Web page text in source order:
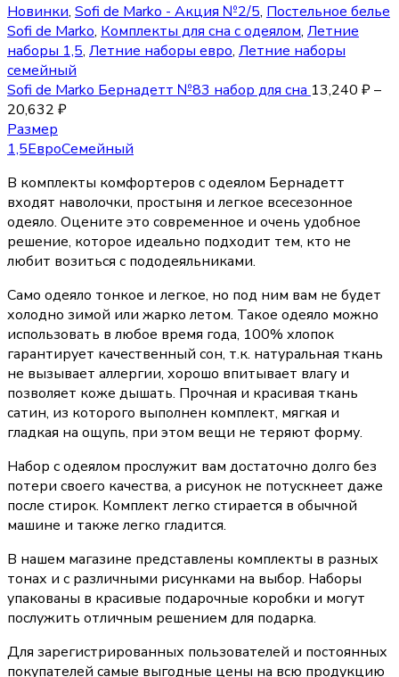
Новинки, Sofi de Marko - Акция №2/5, Постельное белье
Sofi de Marko, Комплекты для сна с одеялом, Летние
наборы 1,5, Летние наборы евро, Летние наборы
семейный
Sofi de Marko Бернадетт №83 набор для сна 13,240 ₽–
20,632 ₽
Размер
1,5ЕвроСемейный
В комплекты комфортеров с одеялом Бернадетт
входят наволочки, простыня и легкое всесезонное
одеяло. Оцените это современное и очень удобное
решение, которое идеально подходит тем, кто не
любит возиться с пододеяльниками.
Само одеяло тонкое и легкое, но под ним вам не будет
холодно зимой или жарко летом. Такое одеяло можно
использовать в любое время года, 100% хлопок
гарантирует качественный сон, т.к. натуральная ткань
не вызывает аллергии, хорошо впитывает влагу и
позволяет коже дышать. Прочная и красивая ткань
сатин, из которого выполнен комплект, мягкая и
гладкая на ощупь, при этом вещи не теряют форму.
Набор с одеялом прослужит вам достаточно долго без
потери своего качества, а рисунок не потускнеет даже
после стирок. Комплект легко стирается в обычной
машине и также легко гладится.
В нашем магазине представлены комплекты в разных
тонах и с различными рисунками на выбор. Наборы
упакованы в красивые подарочные коробки и могут
послужить отличным решением для подарка.
Для зарегистрированных пользователей и постоянных
покупателей самые выгодные цены на всю продукцию